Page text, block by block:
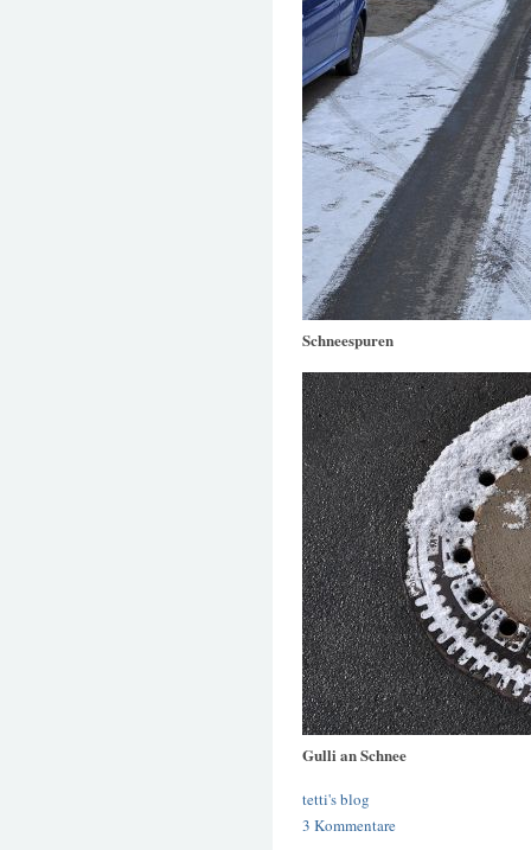
Schneespuren
Gulli an Schnee
tetti's blog
3 Kommentare